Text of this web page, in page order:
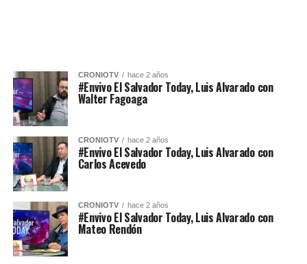
CRONIOTV hace 2 años
#Envivo El Salvador Today, Luis Alvarado con
Walter Fagoaga
CRONIOTV hace 2 años
#Envivo El Salvador Today, Luis Alvarado con
Carlos Acevedo
CRONIOTV hace 2 años
#Envivo El Salvador Today, Luis Alvarado con
Mateo Rendón